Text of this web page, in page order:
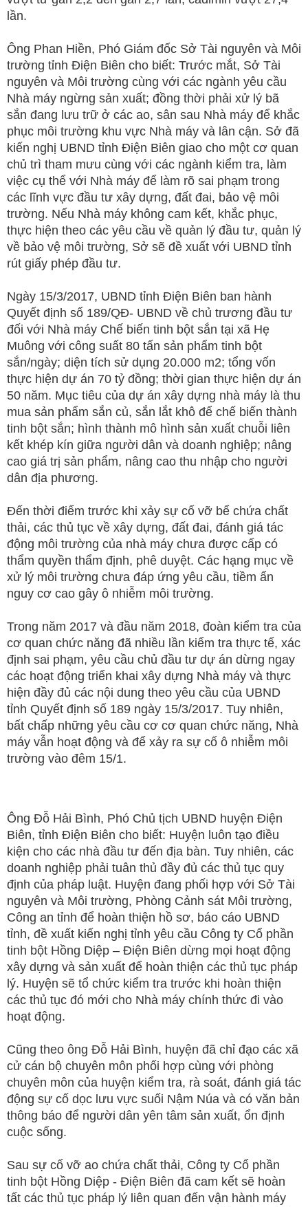
lần.
Ông Phan Hiền, Phó Giám đốc Sở Tài nguyên và Môi
trường tỉnh Điện Biên cho biết: Trước mắt, Sở Tài
nguyên và Môi trường cùng với các ngành yêu cầu
Nhà máy ngừng sản xuất; đồng thời phải xử lý bã
sắn đang lưu trữ ở các ao, sân sau Nhà máy để khắc
phục môi trường khu vực Nhà máy và lân cận. Sở đã
kiến nghị UBND tỉnh Điện Biên giao cho một cơ quan
chủ trì tham mưu cùng với các ngành kiểm tra, làm
việc cụ thể với Nhà máy để làm rõ sai phạm trong
các lĩnh vực đầu tư xây dựng, đất đai, bảo vệ môi
trường. Nếu Nhà máy không cam kết, khắc phục,
thực hiện theo các yêu cầu về quản lý đầu tư, quản lý
về bảo vệ môi trường, Sở sẽ đề xuất với UBND tỉnh
rút giấy phép đầu tư.
Ngày 15/3/2017, UBND tỉnh Điện Biên ban hành
Quyết định số 189/QĐ- UBND về chủ trương đầu tư
đối với Nhà máy Chế biến tinh bột sắn tại xã Hẹ
Muông với công suất 80 tấn sản phẩm tinh bột
sắn/ngày; diện tích sử dụng 20.000 m2; tổng vốn
thực hiện dự án 70 tỷ đồng; thời gian thực hiện dự án
50 năm. Mục tiêu của dự án xây dựng nhà máy là thu
mua sản phẩm sắn củ, sắn lắt khô để chế biến thành
tinh bột sắn; hình thành mô hình sản xuất chuỗi liên
kết khép kín giữa người dân và doanh nghiệp; nâng
cao giá trị sản phẩm, nâng cao thu nhập cho người
dân địa phương.
Đến thời điểm trước khi xảy sự cố vỡ bể chứa chất
thải, các thủ tục về xây dựng, đất đai, đánh giá tác
động môi trường của nhà máy chưa được cấp có
thẩm quyền thẩm định, phê duyệt. Các hạng mục về
xử lý môi trường chưa đáp ứng yêu cầu, tiềm ẩn
nguy cơ cao gây ô nhiễm môi trường.
Trong năm 2017 và đầu năm 2018, đoàn kiểm tra của
cơ quan chức năng đã nhiều lần kiểm tra thực tế, xác
định sai phạm, yêu cầu chủ đầu tư dự án dừng ngay
các hoạt động triển khai xây dựng Nhà máy và thực
hiện đầy đủ các nội dung theo yêu cầu của UBND
tỉnh Quyết định số 189 ngày 15/3/2017. Tuy nhiên,
bất chấp những yêu cầu cơ cơ quan chức năng, Nhà
máy vẫn hoạt động và để xảy ra sự cố ô nhiễm môi
trường vào đêm 15/1.
Ông Đỗ Hải Bình, Phó Chủ tịch UBND huyện Điện
Biên, tỉnh Điện Biên cho biết: Huyện luôn tạo điều
kiện cho các nhà đầu tư đến địa bàn. Tuy nhiên, các
doanh nghiệp phải tuân thủ đầy đủ các thủ tục quy
định của pháp luật. Huyện đang phối hợp với Sở Tài
nguyên và Môi trường, Phòng Cảnh sát Môi trường,
Công an tỉnh để hoàn thiện hồ sơ, báo cáo UBND
tỉnh, đề xuất kiến nghị tỉnh yêu cầu Công ty Cổ phần
tinh bột Hồng Diệp – Điện Biên dừng mọi hoạt động
xây dựng và sản xuất để hoàn thiện các thủ tục pháp
lý. Huyện sẽ tổ chức kiểm tra trước khi hoàn thiện
các thủ tục đó mới cho Nhà máy chính thức đi vào
hoạt động.
Cũng theo ông Đỗ Hải Bình, huyện đã chỉ đạo các xã
cử cán bộ chuyên môn phối hợp cùng với phòng
chuyên môn của huyện kiểm tra, rà soát, đánh giá tác
động sự cố dọc lưu vực suối Nậm Núa và có văn bản
thông báo để người dân yên tâm sản xuất, ổn định
cuộc sống.
Sau sự cố vỡ ao chứa chất thải, Công ty Cổ phần
tinh bột Hồng Diệp - Điện Biên đã cam kết sẽ hoàn
tất các thủ tục pháp lý liên quan đến vận hành máy